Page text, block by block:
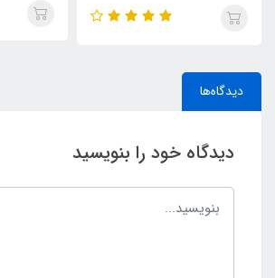
دیدگاه‌ها
دیدگاه خود را بنویسید